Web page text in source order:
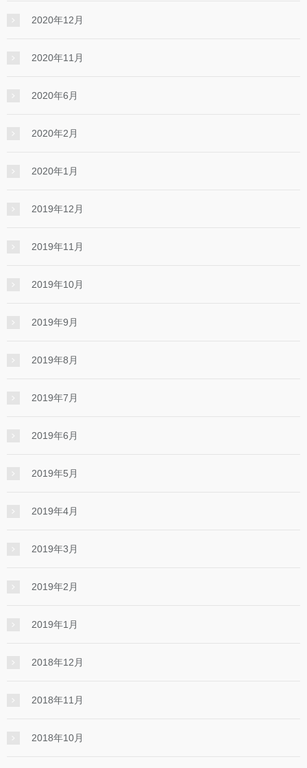
2020年12月
2020年11月
2020年6月
2020年2月
2020年1月
2019年12月
2019年11月
2019年10月
2019年9月
2019年8月
2019年7月
2019年6月
2019年5月
2019年4月
2019年3月
2019年2月
2019年1月
2018年12月
2018年11月
2018年10月